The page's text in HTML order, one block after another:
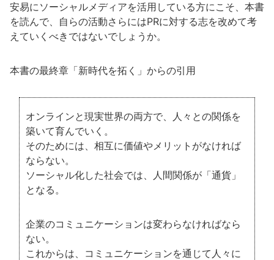
安易にソーシャルメディアを活用している方にこそ、本書
を読んで、自らの活動さらにはPRに対する志を改めて考
えていくべきではないでしょうか。
本書の最終章「新時代を拓く」からの引用
オンラインと現実世界の両方で、人々との関係を
築いて育んでいく。
そのためには、相互に価値やメリットがなければ
ならない。
ソーシャル化した社会では、人間関係が「通貨」
となる。
企業のコミュニケーションは変わらなければなら
ない。
これからは、コミュニケーションを通じて人々に